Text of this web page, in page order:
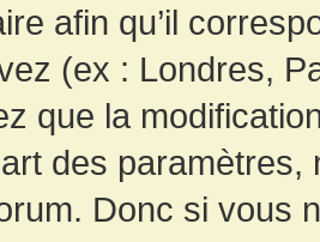
afin qu’il
(ex : Londres,
que la
des paramètres,
Donc si vous